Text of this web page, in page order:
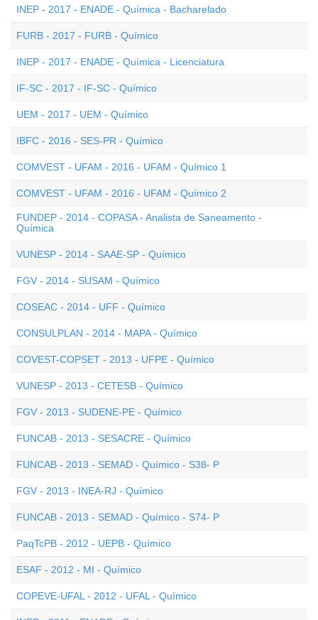
INEP - 2017 - ENADE - Química - Bacharelado
FURB - 2017 - FURB - Químico
INEP - 2017 - ENADE - Química - Licenciatura
IF-SC - 2017 - IF-SC - Químico
UEM - 2017 - UEM - Químico
IBFC - 2016 - SES-PR - Químico
COMVEST - UFAM - 2016 - UFAM - Químico 1
COMVEST - UFAM - 2016 - UFAM - Químico 2
FUNDEP - 2014 - COPASA - Analista de Saneamento -
Química
VUNESP - 2014 - SAAE-SP - Químico
FGV - 2014 - SUSAM - Químico
COSEAC - 2014 - UFF - Químico
CONSULPLAN - 2014 - MAPA - Químico
COVEST-COPSET - 2013 - UFPE - Químico
VUNESP - 2013 - CETESB - Químico
FGV - 2013 - SUDENE-PE - Químico
FUNCAB - 2013 - SESACRE - Químico
FUNCAB - 2013 - SEMAD - Químico - S38- P
FGV - 2013 - INEA-RJ - Químico
FUNCAB - 2013 - SEMAD - Químico - S74- P
PaqTcPB - 2012 - UEPB - Químico
ESAF - 2012 - MI - Químico
COPEVE-UFAL - 2012 - UFAL - Químico